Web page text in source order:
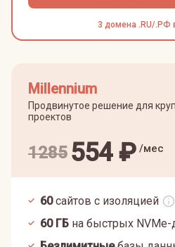
3 домена .RU/.РФ
Millennium
Продвинутое решение для
проектов
1285 554₽ /мес
60 сайтов с изоляцией
60ГБ на быстрых NVMe-